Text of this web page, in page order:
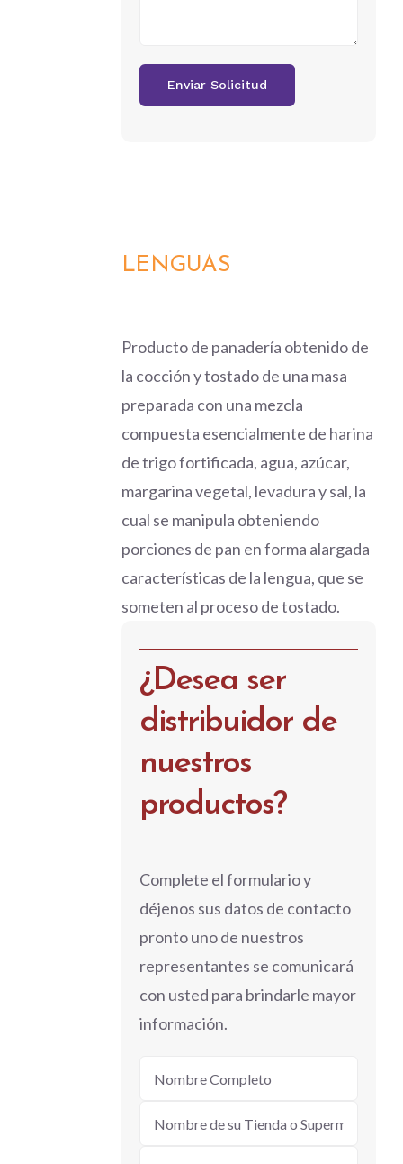
LENGUAS
Producto de panadería obtenido de
la cocción y tostado de una masa
preparada con una mezcla
compuesta esencialmente de harina
de trigo fortificada, agua, azúcar,
margarina vegetal, levadura y sal, la
cual se manipula obteniendo
porciones de pan en forma alargada
características de la lengua, que se
someten al proceso de tostado.
¿Desea ser
distribuidor de
nuestros
productos?
Complete el formulario y
déjenos sus datos de contacto
pronto uno de nuestros
representantes se comunicará
con usted para brindarle mayor
información.